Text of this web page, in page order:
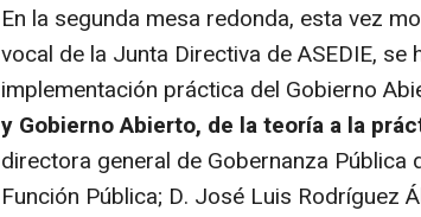
En la segunda mesa redonda, esta vez
vocal de la Junta Directiva de ASEDIE,
implementación práctica del Gobierno
y Gobierno Abierto, de la teoría a la
directora general de Gobernanza Pública
Función Pública; D. José Luis Rodríguez